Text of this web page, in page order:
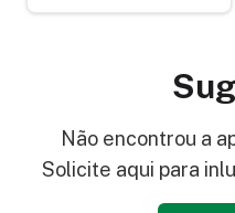
Não encontrou a
Solicite aqui para